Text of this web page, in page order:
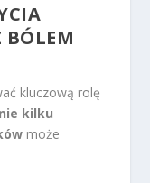
BÓLEM
kluczową rolę
kilku
może